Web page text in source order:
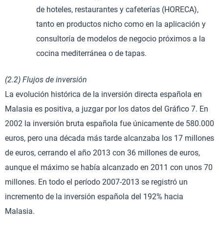
de hoteles, restaurantes y cafeterías (HORECA),
tanto en productos nicho como en la aplicación y
consultoría de modelos de negocio próximos a la
cocina mediterránea o de tapas.
(2.2) Flujos de inversión
La evolución histórica de la inversión directa española en
Malasia es positiva, a juzgar por los datos del Gráfico 7. En
2002 la inversión bruta española fue únicamente de 580.000
euros, pero una década más tarde alcanzaba los 17 millones
de euros, cerrando el año 2013 con 36 millones de euros,
aunque el máximo se había alcanzado en 2011 con unos 70
millones. En todo el período 2007-2013 se registró un
incremento de la inversión española del 192% hacia
Malasia.